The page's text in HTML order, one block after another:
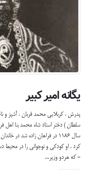
یگانه امیر کبیر
پدرش ، کربلایی محمد قربان ، آشپز و
سلطان ) دختر استاد شاه محمد بنا اهل
سال 1186 در فراهان زاده شد در
کرد . او کودکی و نوجوانی را در محیط
- که هردو وزیر...